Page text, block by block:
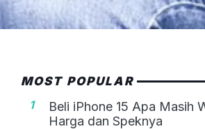
MOST POPULAR
1
Beli iPhone 15 Apa Masih
Harga dan Speknya